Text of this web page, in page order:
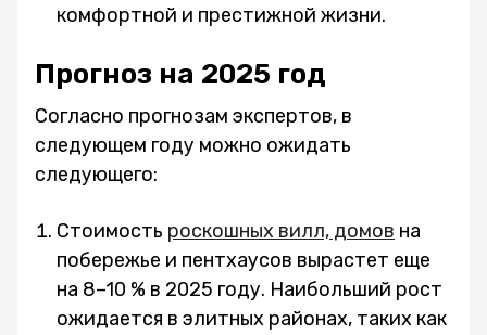
комфортной и престижной жизни.
Прогноз на 2025 год
Согласно прогнозам экспертов, в
следующем году можно ожидать
следующего:
Стоимость роскошных вилл, домов на
побережье и пентхаусов вырастет еще
на 8–10 % в 2025 году. Наибольший рост
ожидается в элитных районах, таких как